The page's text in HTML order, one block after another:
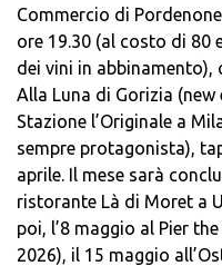
Commercio di
ore 19.30 (al costo di 80
dei vini in
Alla Luna di Gorizia (new
Stazione l’Originale a
sempre protagonista),
aprile. Il mese sarà
ristorante Là di Moret a
poi, l’8 maggio al Pier
2026), il 15 maggio